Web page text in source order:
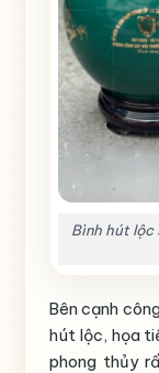
Bình hút lộc
Bên cạnh
hút lộc, họa
phong thủy